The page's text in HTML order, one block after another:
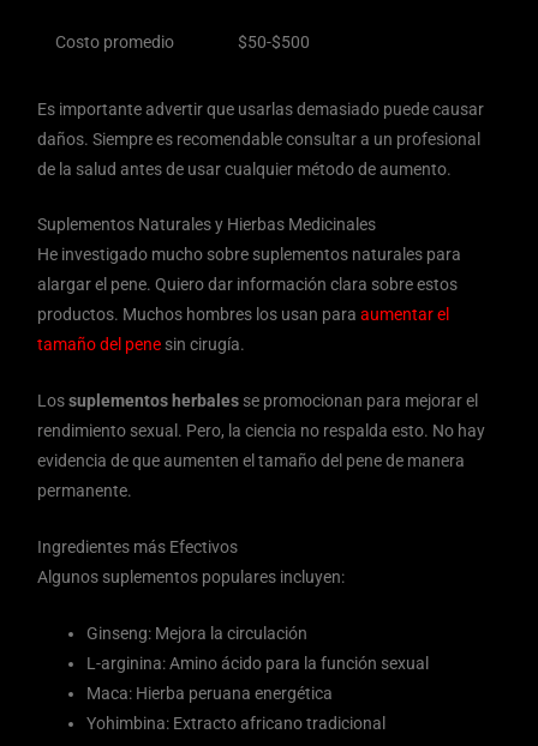
Costo promedio $50-$500
Es importante advertir que usarlas demasiado puede causar
daños. Siempre es recomendable consultar a un profesional
de la salud antes de usar cualquier método de aumento.
Suplementos Naturales y Hierbas Medicinales
He investigado mucho sobre suplementos naturales para
alargar el pene. Quiero dar información clara sobre estos
productos. Muchos hombres los usan paraaumentar el
tamaño del pene sin cirugía.
Lossuplementos herbales se promocionan para mejorar el
rendimiento sexual. Pero, la ciencia no respalda esto. No hay
evidencia de que aumenten el tamaño del pene de manera
permanente.
Ingredientes más Efectivos
Algunos suplementos populares incluyen:
Ginseng: Mejora la circulación
L-arginina: Amino ácido para la función sexual
Maca: Hierba peruana energética
Yohimbina: Extracto africano tradicional